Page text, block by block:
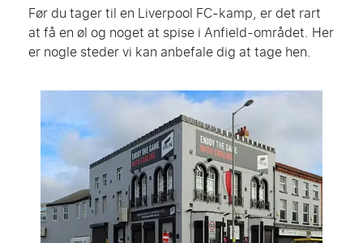
Før du tager til en Liverpool FC-kamp, er det rart
at få en øl og noget at spise i Anfield-området. Her
er nogle steder vi kan anbefale dig at tage hen.